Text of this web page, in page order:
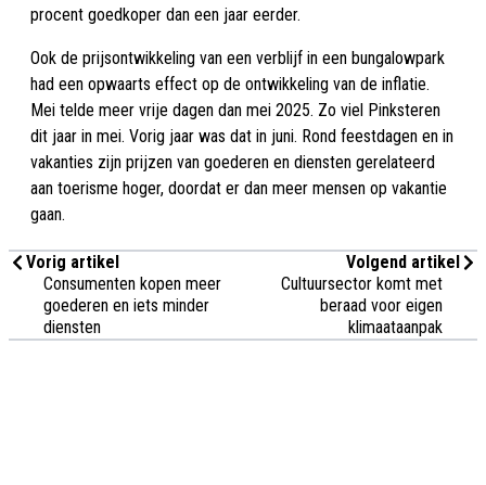
procent goedkoper dan een jaar eerder.
Ook de prijsontwikkeling van een verblijf in een bungalowpark
had een opwaarts effect op de ontwikkeling van de inflatie.
Mei telde meer vrije dagen dan mei 2025. Zo viel Pinksteren
dit jaar in mei. Vorig jaar was dat in juni. Rond feestdagen en in
vakanties zijn prijzen van goederen en diensten gerelateerd
aan toerisme hoger, doordat er dan meer mensen op vakantie
gaan.
Vorig artikel
Consumenten kopen meer
goederen en iets minder
diensten
Volgend artikel
Cultuursector komt met
beraad voor eigen
klimaataanpak